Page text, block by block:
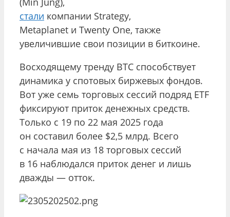
стали компании Strategy,
Metaplanet и Twenty One, также
увеличившие свои позиции в биткоине.
Восходящему тренду BTC способствует
динамика у спотовых биржевых фондов.
Вот уже семь торговых сессий подряд ETF
фиксируют приток денежных средств.
Только с 19 по 22 мая 2025 года
он составил более $2,5 млрд. Всего
с начала мая из 18 торговых сессий
в 16 наблюдался приток денег и лишь
дважды — отток.